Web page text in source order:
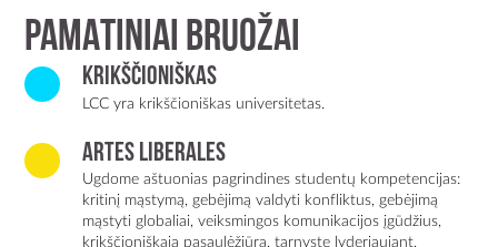
PAMATINIAI BRUOŽAI
KRIKŠČIONIŠKAS
LCC yra krikščioniškas universitetas.
ARTES LIBERALES
Ugdome aštuonias pagrindines studentų kompetencijas:
kritinį mąstymą, gebėjimą valdyti konfliktus, gebėjimą
mąstyti globaliai, veiksmingos komunikacijos įgūdžius,
krikščioniškąją pasaulėžiūrą, tarnystę lyderiaujant,